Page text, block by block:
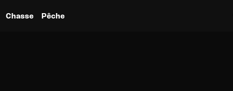
Chasse Pêche